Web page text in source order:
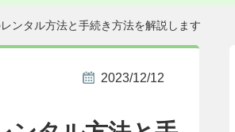
ンタル方法と手続き方法を解説します
2023/12/12